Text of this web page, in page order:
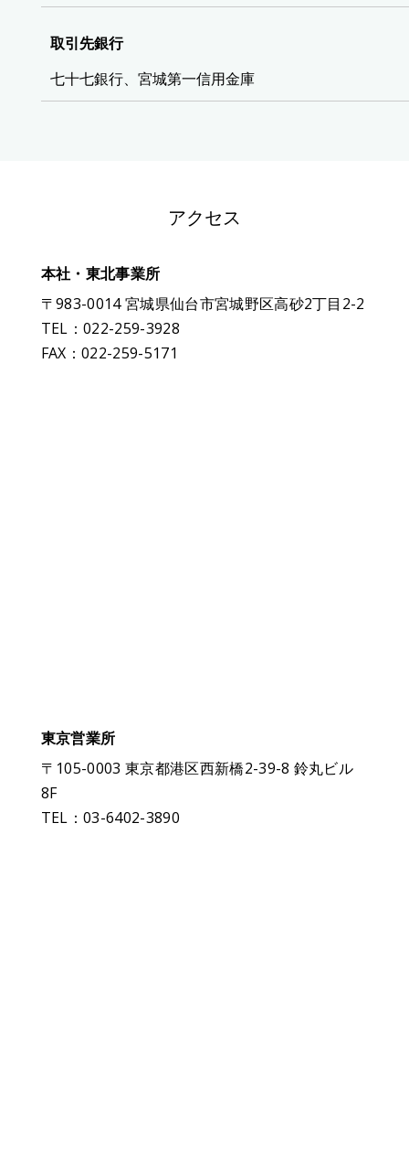
取引先銀行
七十七銀行、宮城第一信用金庫
アクセス
本社・東北事業所
〒983-0014 宮城県仙台市宮城野区高砂2丁目2-2
TEL：022-259-3928
FAX：022-259-5171
東京営業所
〒105-0003 東京都港区西新橋2-39-8 鈴丸ビル
8F
TEL：03-6402-3890